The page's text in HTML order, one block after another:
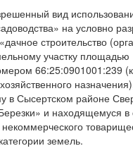
вид
на условно
строительство
участку
66:25:0901001:239
в Сысертском районе
и находящемуся в
некоммерческого
земель.